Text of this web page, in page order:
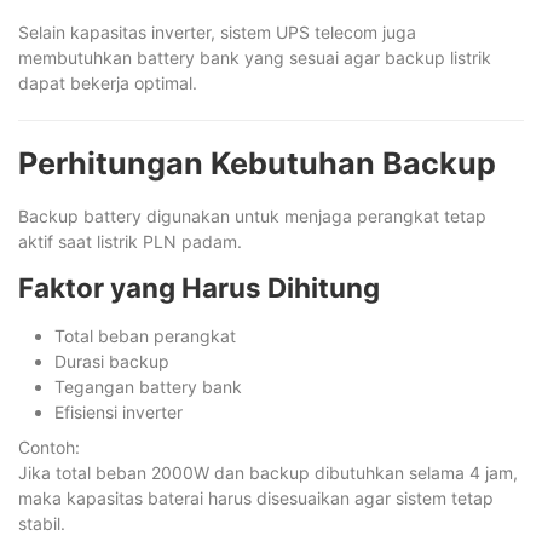
Selain kapasitas inverter, sistem UPS telecom juga
membutuhkan battery bank yang sesuai agar backup listrik
dapat bekerja optimal.
Perhitungan Kebutuhan Backup
Backup battery digunakan untuk menjaga perangkat tetap
aktif saat listrik PLN padam.
Faktor yang Harus Dihitung
Total beban perangkat
Durasi backup
Tegangan battery bank
Efisiensi inverter
Contoh:
Jika total beban 2000W dan backup dibutuhkan selama 4 jam,
maka kapasitas baterai harus disesuaikan agar sistem tetap
stabil.